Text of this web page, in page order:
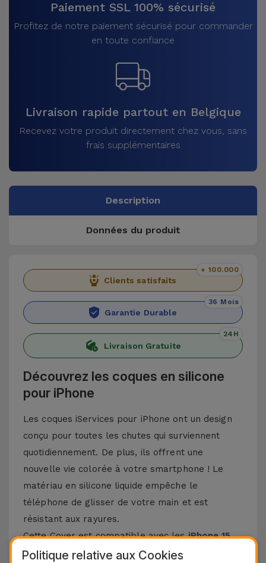
Paiement SSL 100% sécurisé
Profitez de notre paiement sécurisé pour commander
en toute confiance
Livraison rapide partout en Belgique
Recevez votre produit directement chez vous, sans
frais supplémentaires
Description
Données du produit
Clients satisfaits
+ 100.000
Garantie Durable
36 Mois
Livraison Gratuite
24H
Découvrez les coques en silicone
pour iPhone
Les coques iServices pour iPhone ont un design
conçu pour toutes les chutes qui surviennent
quotidiennement. De plus, ils offrent une
nouvelle vie colorée à votre smartphone ! Le
matériau en silicone liquide empêche le
téléphone de glisser de votre main et est
résistant aux rayures.
Cette Cover est compatible avec lesiPhone 15,
14, 13, 12, entre autres, ainsi qu'avec le modèle le
Politique relative aux Cookies